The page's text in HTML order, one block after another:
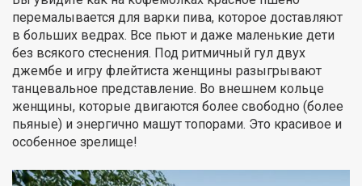
перемалывается для варки пива, которое доставляют
в больших ведрах. Все пьют и даже маленькие дети
без всякого стеснения. Под ритмичный гул двух
джембе и игру флейтиста женщины разыгрывают
танцевальное представление. Во внешнем кольце
женщины, которые двигаются более свободно (более
пьяные) и энергично машут топорами. Это красивое и
особенное зрелище!